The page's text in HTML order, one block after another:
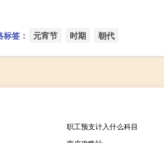
标签： 元宵节 时期 朝代
职工预支计入什么科目